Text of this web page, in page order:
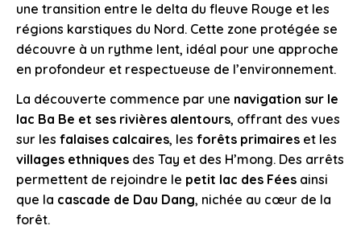
une transition entre le delta du fleuve Rouge et les
régions karstiques du Nord. Cette zone protégée se
découvre à un rythme lent, idéal pour une approche
en profondeur et respectueuse de l’environnement.
La découverte commence par une navigation sur le
lac Ba Be et ses rivières alentours, offrant des vues
sur les falaises calcaires, les forêts primaires et les
villages ethniques des Tay et des H’mong. Des arrêts
permettent de rejoindre le petit lac des Fées ainsi
que la cascade de Dau Dang, nichée au cœur de la
forêt.